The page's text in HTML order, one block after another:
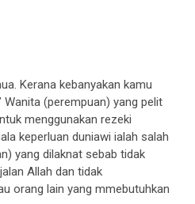
Kerana kebanyakan kamu
Wanita (perempuan) yang pelit
menggunakan rezeki
keperluan duniawi ialah salah
yang dilaknat sebab tidak
Allah dan tidak
orang lain yang mmebutuhkan